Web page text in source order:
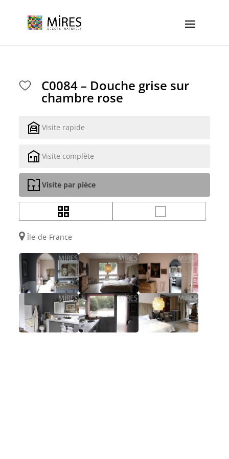
C0084 – Douche grise sur
chambre rose
Visite rapide
Visite complète
Visite par pièce
Île-de-France